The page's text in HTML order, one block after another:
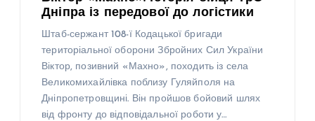
Дніпра із передової до логістики
Штаб-сержант 108-ї Кодацької бригади
територіальної оборони Збройних Сил України
Віктор, позивний «Махно», походить із села
Великомихайлівка поблизу Гуляйполя на
Дніпропетровщині. Він пройшов бойовий шлях
від фронту до відповідальної роботи у…